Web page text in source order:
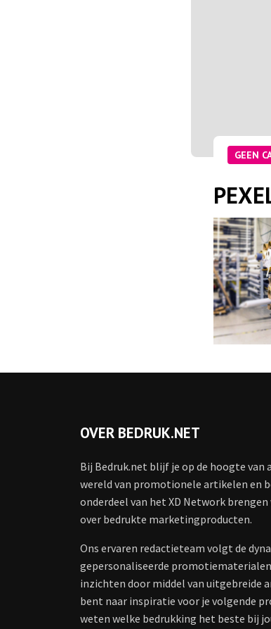
GEEN
OVER BEDRUK.NET
Bij Bedruk.net blijf je op de hoogte
wereld van promotionele artikelen en
onderdeel van het XD Network
over bedrukte marketingproducten.
Ons ervaren redactieteam volgt de
gepersonaliseerde
inzichten door middel van uitgebreide
bent naar inspiratie voor je volgende
weten welke bedrukking het beste bij